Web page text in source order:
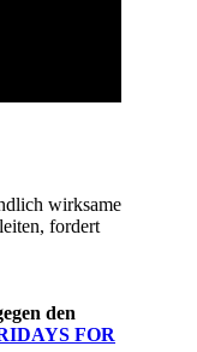
wirksame
fordert
den
FOR